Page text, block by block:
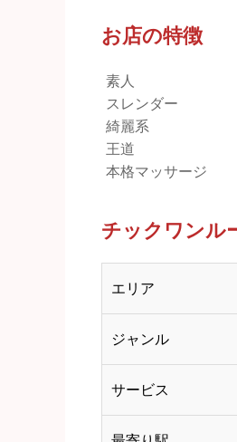
お店の特徴
素人
スレンダー
綺麗系
王道
本格マッサージ
チックワンル
エリア
ジャンル
サービス